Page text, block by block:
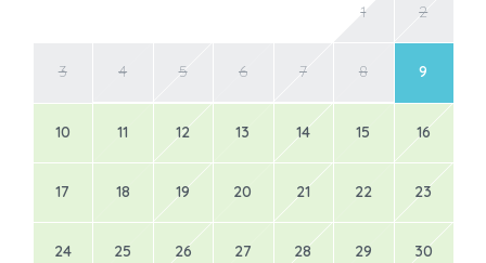
1 2
3 4 5 6 7 8 9
10 11 12 13 14 15 16
17 18 19 20 21 22 23
24 25 26 27 28 29 30